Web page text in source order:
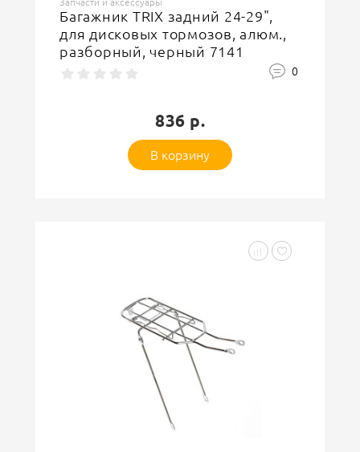
Запчасти и аксессуары
Багажник TRIX задний 24-29",
для дисковых тормозов, алюм.,
разборный, черный 7141
0
836 р.
В корзину